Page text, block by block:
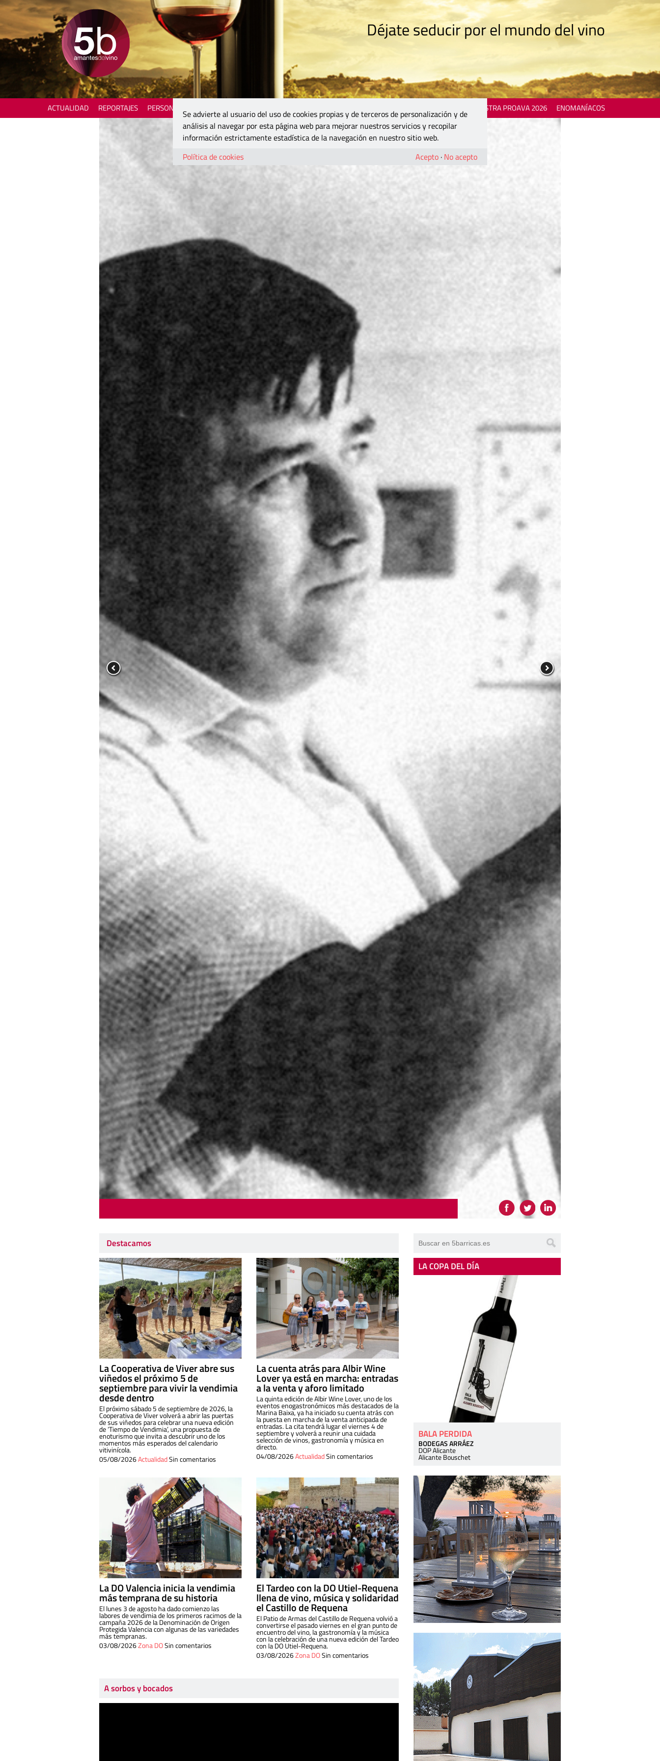
Déjate seducir por el mundo del vino
ACTUALIDAD REPORTAJES PERSONAJES MOSTRA PROAVA 2026 ENOMANÍACOS
Destacamos
La Cooperativa de Viver abre sus
viñedos el próximo 5 de
septiembre para vivir la vendimia
desde dentro
El próximo sábado 5 de septiembre de 2026, la
Cooperativa de Viver volverá a abrir las puertas
de sus viñedos para celebrar una nueva edición
de ‘Tiempo de Vendimia’, una propuesta de
enoturismo que invita a descubrir uno de los
momentos más esperados del calendario
vitivinícola.
05/08/2026ActualidadSin comentarios
La cuenta atrás para Albir Wine
Lover ya está en marcha: entradas
a la venta y aforo limitado
La quinta edición de Albir Wine Lover, uno de los
eventos enogastronómicos más destacados de la
Marina Baixa, ya ha iniciado su cuenta atrás con
la puesta en marcha de la venta anticipada de
entradas. La cita tendrá lugar el viernes 4 de
septiembre y volverá a reunir una cuidada
selección de vinos, gastronomía y música en
directo.
04/08/2026ActualidadSin comentarios
La DO Valencia inicia la vendimia
más temprana de su historia
El lunes 3 de agosto ha dado comienzo las
labores de vendimia de los primeros racimos de la
campaña 2026 de la Denominación de Origen
Protegida Valencia con algunas de las variedades
más tempranas.
03/08/2026Zona DOSin comentarios
El Tardeo con la DO Utiel-Requena
llena de vino, música y solidaridad
el Castillo de Requena
El Patio de Armas del Castillo de Requena volvió a
convertirse el pasado viernes en el gran punto de
encuentro del vino, la gastronomía y la música
con la celebración de una nueva edición del Tardeo
con la DO Utiel-Requena.
03/08/2026Zona DOSin comentarios
A sorbos y bocados
LA COPA DEL DÍA
BALA PERDIDA
BODEGAS ARRÁEZ
DOP Alicante
Alicante Bouschet
Se advierte al usuario del uso de cookies propias y de terceros de personalización y de
análisis al navegar por esta página web para mejorar nuestros servicios y recopilar
información estrictamente estadística de la navegación en nuestro sitio web.
Política de cookies
Acepto · No acepto